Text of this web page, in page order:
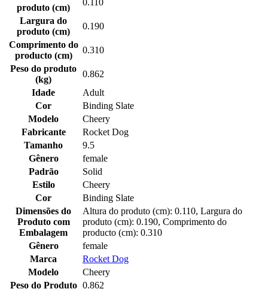
produto (cm)
0.110
Largura do
produto (cm)
0.190
Comprimento do
producto (cm)
0.310
Peso do produto
(kg)
0.862
Idade
Adult
Cor
Binding Slate
Modelo
Cheery
Fabricante
Rocket Dog
Tamanho
9.5
Gênero
female
Padrão
Solid
Estilo
Cheery
Cor
Binding Slate
Dimensões do
Produto com
Embalagem
Altura do produto (cm): 0.110, Largura do
produto (cm): 0.190, Comprimento do
producto (cm): 0.310
Gênero
female
Marca
Rocket Dog
Modelo
Cheery
Peso do Produto 0.862